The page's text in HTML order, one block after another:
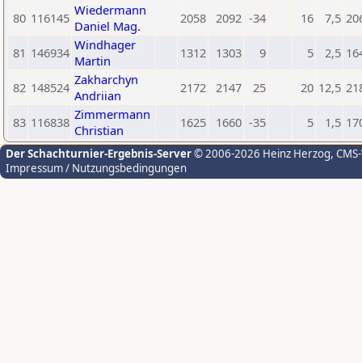
80 116145 Wiedermann
Daniel Mag.
2058 2092 -34 16 7,5
81 146934 Windhager
Martin
1312 1303 9 5 2,5
82 148524 Zakharchyn
Andriian
2172 2147 25 20 12,5
83 116838 Zimmermann
Christian
1625 1660 -35 5 1,5
Der Schachturnier-Ergebnis-Server© 2006-2026 Heinz Herzog,
Impressum / Nutzungsbedingungen